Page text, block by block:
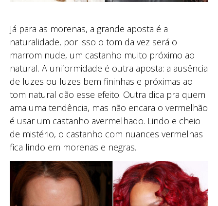
Já para as morenas, a grande aposta é a
naturalidade, por isso o tom da vez será o
marrom nude, um castanho muito próximo ao
natural. A uniformidade é outra aposta: a ausência
de luzes ou luzes bem fininhas e próximas ao
tom natural dão esse efeito. Outra dica pra quem
ama uma tendência, mas não encara o vermelhão
é usar um castanho avermelhado. Lindo e cheio
de mistério, o castanho com nuances vermelhas
fica lindo em morenas e negras.